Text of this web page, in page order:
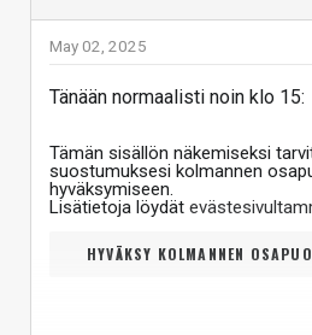
May 02, 2025
Tänään normaalisti noin klo 15:
Tämän sisällön näkemiseksi
suostumuksesi kolmannen
hyväksymiseen.
Lisätietoja löydät
HYVÄKSY KOLMANNEN